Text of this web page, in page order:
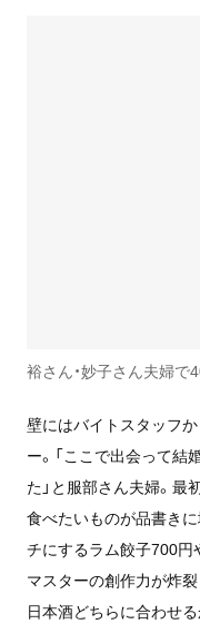
裕さん・妙子さん夫婦で
壁にはバイトスタッフ
ー。「ここで出会って結
た」と服部さん夫婦。最
食べたいものが品書き
チにするラム餃子700円
マスターの創作力が炸
日本酒どちらに合わせる